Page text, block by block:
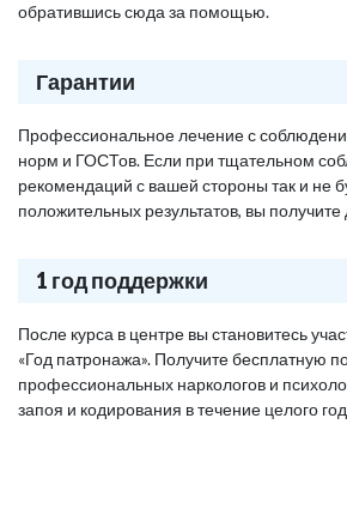
обратившись сюда за помощью.
Гарантии
Профессиональное лечение с
норм и ГОСТов. Если при тщательном
рекомендаций с вашей стороны так и не
положительных результатов, вы получите
1 год поддержки
После курса в центре вы становитесь
«Год патронажа». Получите бесплатную
профессиональных наркологов и
запоя и кодирования в течение целого